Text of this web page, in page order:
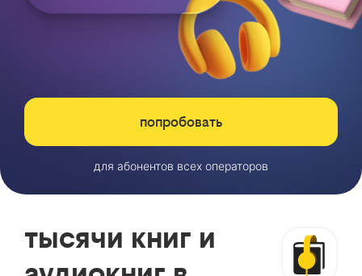
попробовать
для абонентов всех операторов
тысячи книг и